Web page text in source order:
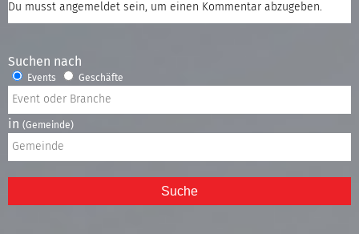
Du musst angemeldet sein, um einen Kommentar abzugeben.
Suchen nach
Events Geschäfte
in (Gemeinde)
Suche